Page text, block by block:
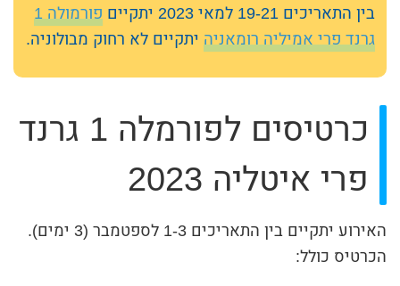
בין התאריכים 19-21 למאי 2023 יתקיים
פורמולה 1
גרנד פרי אמיליה רומאניה יתקיים לא רחוק מבולוניה.
כרטיסים לפורמלה 1 גרנד
פרי איטליה 2023
האירוע יתקיים בין התאריכים 1-3 לספטמבר (3 ימים).
הכרטיס כולל: